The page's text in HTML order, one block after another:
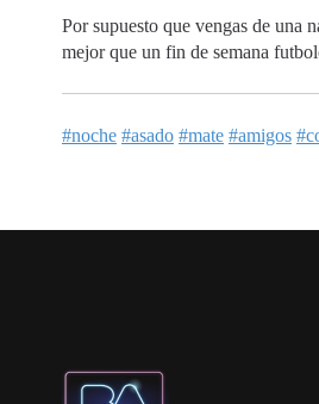
Por supuesto que vengas de una
mejor que un fin de semana
#noche #asado #mate #amigos